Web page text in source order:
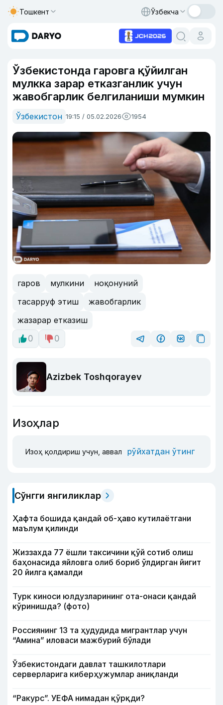
Тошкент Ўзбекча
Ўзбекистонда гаровга қўйилган
мулкка зарар етказганлик учун
жавобгарлик белгиланиши мумкин
Ўзбекистон 19:15 / 05.02.2026 1954
гаров мулкини
ноқонуний
тасарруф этиш
жавобгарлик
жазарар етказиш
0
0
Azizbek Toshqorayev
Изоҳлар
Изоҳ қолдириш учун, аввал рўйхатдан ўтинг
Сўнгги янгиликлар
Ҳафта бошида қандай об-ҳаво кутилаётгани
маълум қилинди
Жиззахда 77 ёшли таксичини қўй сотиб олиш
баҳонасида яйловга олиб бориб ўлдирган йигит
20 йилга қамалди
Турк киноси юлдузларининг ота-онаси қандай
кўринишда? (фото)
Россиянинг 13 та ҳудудида мигрантлар учун
“Амина” иловаси мажбурий бўлади
Ўзбекистондаги давлат ташкилотлари
серверларига киберҳужумлар аниқланди
“Ракурс”. УЕФА нимадан қўрқди?